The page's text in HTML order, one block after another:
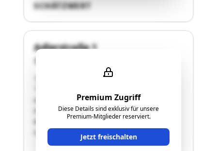
SCHÄTZWERT
Premium Zugriff
Diese Details sind exklusiv für unsere
Premium-Mitglieder reserviert.
Jetzt freischalten
Adlerstraße 1
"Das "Geschäftslokal VO 17a" liegt im sog.
neben dem Eingang des "Best Western Plaza
Hotels Wels".Räumlichkeiten:Geschäftsraum,
Abstellraum, Waschraum, WCDetails siehe
Langgutachten!"